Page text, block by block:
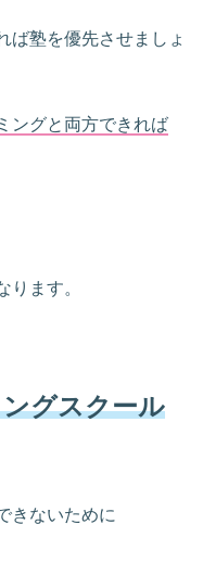
ば塾を優先させましょ
ングと両方できれば
ります。
グスクール
きないために